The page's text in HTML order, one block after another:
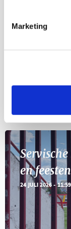
Marketing
AUG
11
en
24 JULI 2026 - 11:59